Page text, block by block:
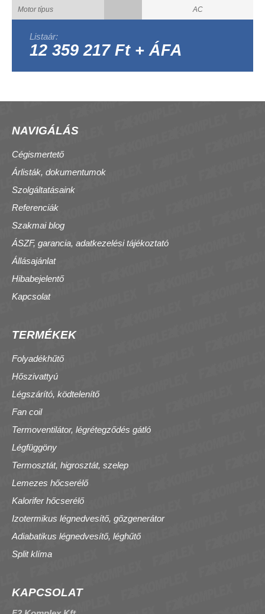
Motor típus AC
Listaár:
12 359 217 Ft + ÁFA
NAVIGÁLÁS
Cégismertető
Árlisták, dokumentumok
Szolgáltatásaink
Referenciák
Szakmai blog
ÁSZF, garancia, adatkezelési tájékoztató
Állásajánlat
Hibabejelentő
Kapcsolat
TERMÉKEK
Folyadékhűtő
Hőszivattyú
Légszárító, ködtelenítő
Fan coil
Termoventilátor, légrétegződés gátló
Légfüggöny
Termosztát, higrosztát, szelep
Lemezes hőcserélő
Kalorifer hőcserélő
Izotermikus légnedvesítő, gőzgenerátor
Adiabatikus légnedvesítő, léghűtő
Split klíma
KAPCSOLAT